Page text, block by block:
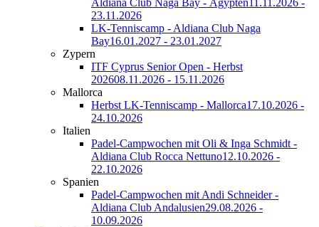
Aldiana Club Naga Bay - Ägypten11.11.2026 -
23.11.2026
LK-Tenniscamp - Aldiana Club Naga
Bay16.01.2027 - 23.01.2027
Zypern
ITF Cyprus Senior Open - Herbst
202608.11.2026 - 15.11.2026
Mallorca
Herbst LK-Tenniscamp - Mallorca17.10.2026 -
24.10.2026
Italien
Padel-Campwochen mit Oli & Inga Schmidt -
Aldiana Club Rocca Nettuno12.10.2026 -
22.10.2026
Spanien
Padel-Campwochen mit Andi Schneider -
Aldiana Club Andalusien29.08.2026 -
10.09.2026